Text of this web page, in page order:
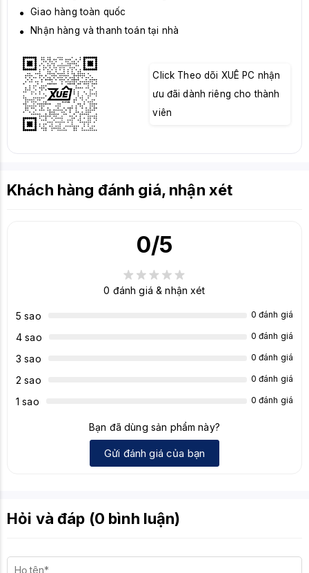
Giao hàng toàn quốc
Nhận hàng và thanh toán tại nhà
Click Theo dõi XUÊ PC nhận
ưu đãi dành riêng cho thành
viên
Khách hàng đánh giá, nhận xét
0/5
0 đánh giá & nhận xét
5 sao 0 đánh giá
4 sao 0 đánh giá
3 sao 0 đánh giá
2 sao 0 đánh giá
1 sao 0 đánh giá
Bạn đã dùng sản phẩm này?
Gửi đánh giá của bạn
Hỏi và đáp (0 bình luận)